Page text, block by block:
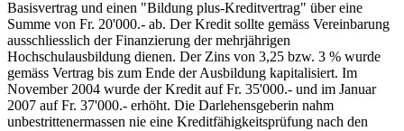
Basisvertrag und einen "Bildung plus-Kreditvertrag" über eine
Summe von Fr. 20'000.- ab. Der Kredit sollte gemäss Vereinbarung
ausschliesslich der Finanzierung der mehrjährigen
Hochschulausbildung dienen. Der Zins von 3,25 bzw. 3 % wurde
gemäss Vertrag bis zum Ende der Ausbildung kapitalisiert. Im
November 2004 wurde der Kredit auf Fr. 35'000.- und im Januar
2007 auf Fr. 37'000.- erhöht. Die Darlehensgeberin nahm
unbestrittenermassen nie eine Kreditfähigkeitsprüfung nach den